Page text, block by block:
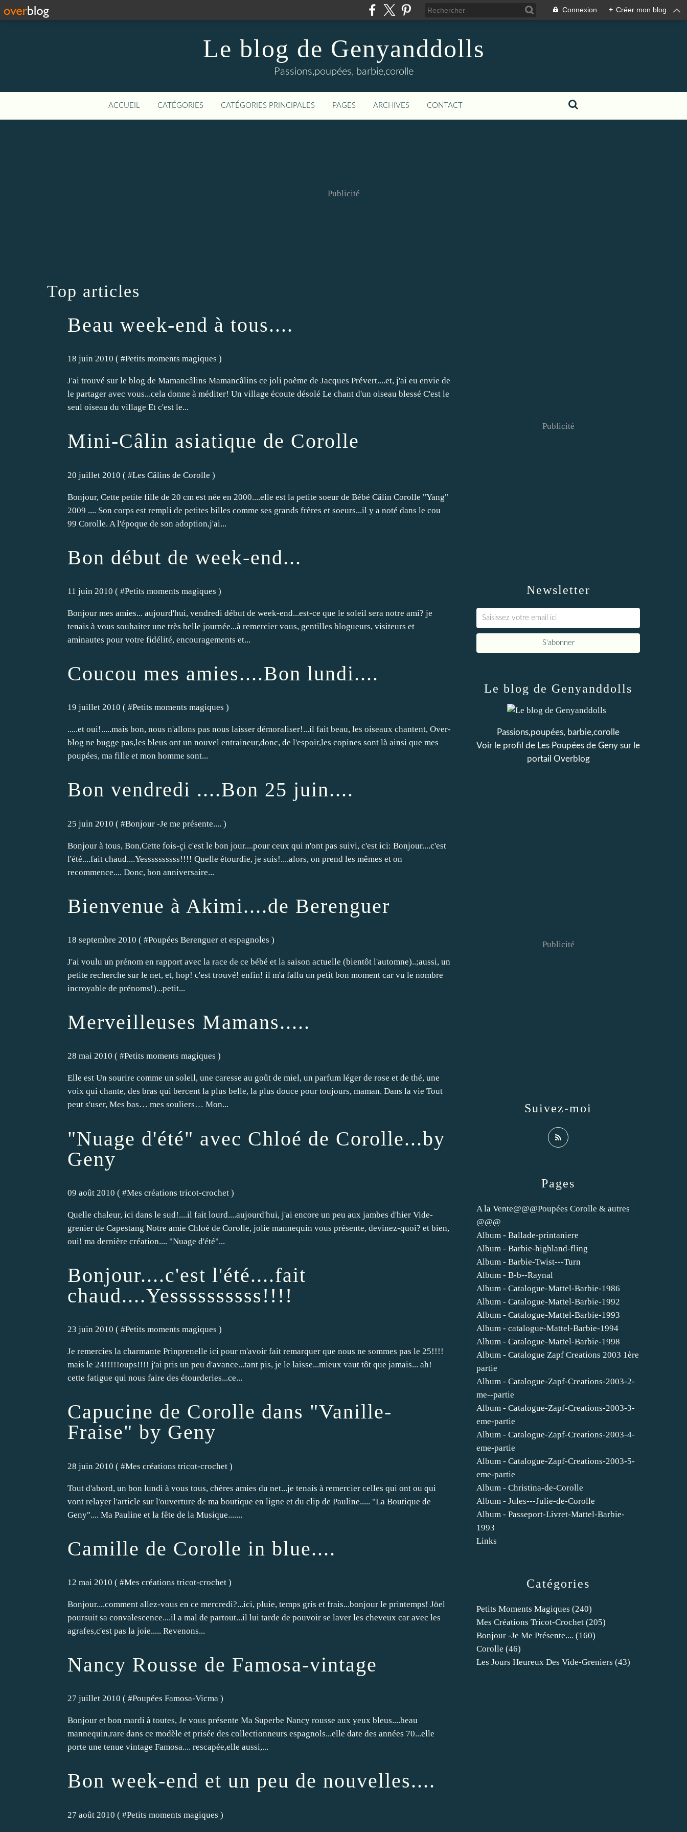
Connexion + Créer mon blog
Le blog de Genyanddolls
Passions,poupées, barbie,corolle
ACCUEIL CATÉGORIES CATÉGORIES PRINCIPALES PAGES ARCHIVES CONTACT
Publicité
Top articles
Beau week-end à tous....
18 juin 2010 ( #Petits moments magiques )
J'ai trouvé sur le blog de Mamancâlins Mamancâlins ce joli poème de Jacques Prévert....et, j'ai eu envie de
le partager avec vous...cela donne à méditer! Un village écoute désolé Le chant d'un oiseau blessé C'est le
seul oiseau du village Et c'est le...
Mini-Câlin asiatique de Corolle
20 juillet 2010 ( #Les Câlins de Corolle )
Bonjour, Cette petite fille de 20 cm est née en 2000....elle est la petite soeur de Bébé Câlin Corolle "Yang"
2009 .... Son corps est rempli de petites billes comme ses grands frères et soeurs...il y a noté dans le cou
99 Corolle. A l'époque de son adoption,j'ai...
Bon début de week-end...
11 juin 2010 ( #Petits moments magiques )
Bonjour mes amies... aujourd'hui, vendredi début de week-end...est-ce que le soleil sera notre ami? je
tenais à vous souhaiter une très belle journée...à remercier vous, gentilles blogueurs, visiteurs et
aminautes pour votre fidélité, encouragements et...
Coucou mes amies....Bon lundi....
19 juillet 2010 ( #Petits moments magiques )
.....et oui!.....mais bon, nous n'allons pas nous laisser démoraliser!...il fait beau, les oiseaux chantent, Over-
blog ne bugge pas,les bleus ont un nouvel entraineur,donc, de l'espoir,les copines sont là ainsi que mes
poupées, ma fille et mon homme sont...
Bon vendredi ....Bon 25 juin....
25 juin 2010 ( #Bonjour -Je me présente.... )
Bonjour à tous, Bon,Cette fois-çi c'est le bon jour....pour ceux qui n'ont pas suivi, c'est ici: Bonjour....c'est
l'été....fait chaud....Yessssssssss!!!! Quelle étourdie, je suis!....alors, on prend les mêmes et on
recommence.... Donc, bon anniversaire...
Bienvenue à Akimi....de Berenguer
18 septembre 2010 ( #Poupées Berenguer et espagnoles )
J'ai voulu un prénom en rapport avec la race de ce bébé et la saison actuelle (bientôt l'automne)..;aussi, un
petite recherche sur le net, et, hop! c'est trouvé! enfin! il m'a fallu un petit bon moment car vu le nombre
incroyable de prénoms!)...petit...
Merveilleuses Mamans.....
28 mai 2010 ( #Petits moments magiques )
Elle est Un sourire comme un soleil, une caresse au goût de miel, un parfum léger de rose et de thé, une
voix qui chante, des bras qui bercent la plus belle, la plus douce pour toujours, maman. Dans la vie Tout
peut s'user, Mes bas… mes souliers… Mon...
"Nuage d'été" avec Chloé de Corolle...by
Geny
09 août 2010 ( #Mes créations tricot-crochet )
Quelle chaleur, ici dans le sud!....il fait lourd....aujourd'hui, j'ai encore un peu aux jambes d'hier Vide-
grenier de Capestang Notre amie Chloé de Corolle, jolie mannequin vous présente, devinez-quoi? et bien,
oui! ma dernière création.... "Nuage d'été"...
Bonjour....c'est l'été....fait
chaud....Yessssssssss!!!!
23 juin 2010 ( #Petits moments magiques )
Je remercies la charmante Prinprenelle ici pour m'avoir fait remarquer que nous ne sommes pas le 25!!!!
mais le 24!!!!!oups!!!! j'ai pris un peu d'avance...tant pis, je le laisse...mieux vaut tôt que jamais... ah!
cette fatigue qui nous faire des étourderies...ce...
Capucine de Corolle dans "Vanille-
Fraise" by Geny
28 juin 2010 ( #Mes créations tricot-crochet )
Tout d'abord, un bon lundi à vous tous, chères amies du net...je tenais à remercier celles qui ont ou qui
vont relayer l'article sur l'ouverture de ma boutique en ligne et du clip de Pauline..... "La Boutique de
Geny".... Ma Pauline et la fête de la Musique.......
Camille de Corolle in blue....
12 mai 2010 ( #Mes créations tricot-crochet )
Bonjour....comment allez-vous en ce mercredi?...ici, pluie, temps gris et frais...bonjour le printemps! Jöel
poursuit sa convalescence....il a mal de partout...il lui tarde de pouvoir se laver les cheveux car avec les
agrafes,c'est pas la joie..... Revenons...
Nancy Rousse de Famosa-vintage
27 juillet 2010 ( #Poupées Famosa-Vicma )
Bonjour et bon mardi à toutes, Je vous présente Ma Superbe Nancy rousse aux yeux bleus....beau
mannequin,rare dans ce modèle et prisée des collectionneurs espagnols...elle date des années 70...elle
porte une tenue vintage Famosa.... rescapée,elle aussi,...
Bon week-end et un peu de nouvelles....
27 août 2010 ( #Petits moments magiques )
Newsletter
Publicité
Catégories
Petits Moments Magiques (240)
Mes Créations Tricot-Crochet (205)
Bonjour -je Me Présente.... (160)
Corolle (46)
Les Jours Heureux Des Vide-Greniers (43)
Pages
A la Vente@@@Poupées Corolle & autres
@@@
Album - Ballade-printaniere
Album - Barbie-highland-fling
Album - Barbie-Twist---Turn
Album - B-b--Raynal
Album - Catalogue-Mattel-Barbie-1986
Album - Catalogue-Mattel-Barbie-1992
Album - Catalogue-Mattel-Barbie-1993
Album - catalogue-Mattel-Barbie-1994
Album - Catalogue-Mattel-Barbie-1998
Album - Catalogue Zapf Creations 2003 1ère
partie
Album - Catalogue-Zapf-Creations-2003-2-
me--partie
Album - Catalogue-Zapf-Creations-2003-3-
eme-partie
Album - Catalogue-Zapf-Creations-2003-4-
eme-partie
Album - Catalogue-Zapf-Creations-2003-5-
eme-partie
Album - Christina-de-Corolle
Album - Jules---Julie-de-Corolle
Album - Passeport-Livret-Mattel-Barbie-
1993
Links
Le blog de Genyanddolls
Passions,poupées, barbie,corolle
Voir le profil de Les Poupées de Geny sur le
portail Overblog
Suivez-moi
Publicité